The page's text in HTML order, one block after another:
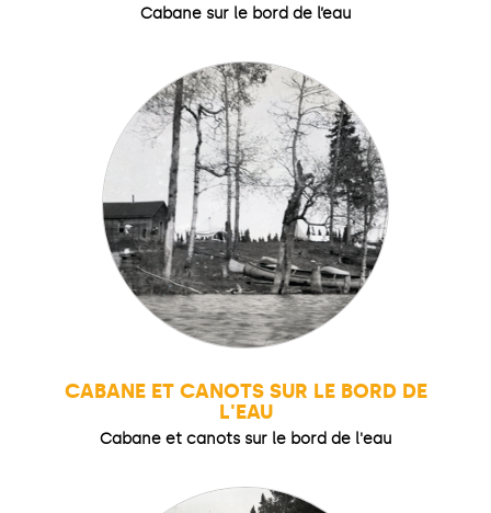
Cabane sur le bord de l’eau
CABANE ET CANOTS SUR LE BORD DE
L'EAU
Cabane et canots sur le bord de l'eau